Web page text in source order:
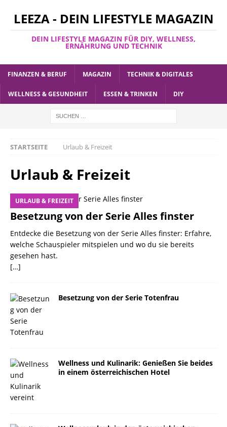
LEEZA - DEIN LIFESTYLE MAGAZIN
DEIN LIFESTYLE MAGAZIN FÜR DIY, WELLNESS,
ERNÄHRUNG UND TECHNIK
FINANZEN & BERUF MAGAZIN TECHNIK & DIGITALES
WELLNESS & GESUNDHEIT ESSEN & TRINKEN DIY
STARTSEITE Urlaub & Freizeit
Urlaub & Freizeit
URLAUB & FREIZEIT
Besetzung von der Serie Alles finster
Entdecke die Besetzung von der Serie Alles finster: Erfahre,
welche Schauspieler mitspielen und wo du sie bereits
gesehen hast.
[…]
Besetzung von der Serie Totenfrau
Wellness und Kulinarik: Genießen Sie beides
in einem österreichischen Hotel